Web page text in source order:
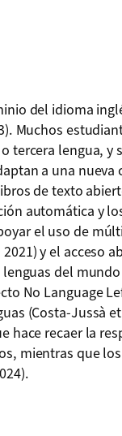
del idioma
Muchos
tercera lengua,
a una
de texto
automática y
el uso de
2021) y el acceso
del
No Language
(Costa-Jussà
hace recaer la
mientras que